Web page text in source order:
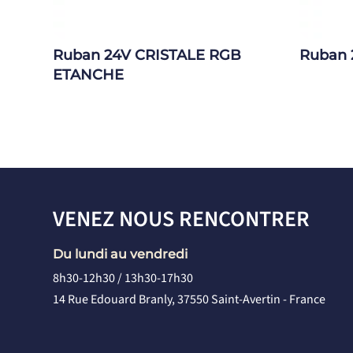
Ruban 24V CRISTALE RGB
ETANCHE
Ruban
VENEZ NOUS RENCONTRER
Du lundi au vendredi
8h30-12h30 / 13h30-17h30
14 Rue Edouard Branly, 37550 Saint-Avertin - France